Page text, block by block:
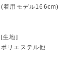
(着用モデル166cm)
[生地]
ポリエステル他